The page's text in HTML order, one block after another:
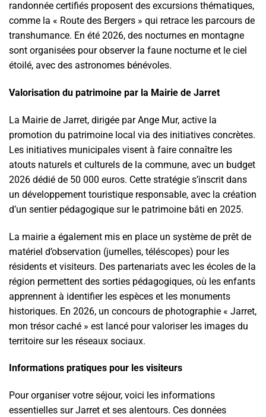
randonnée certifiés proposent des excursions thématiques,
comme la « Route des Bergers » qui retrace les parcours de
transhumance. En été 2026, des nocturnes en montagne
sont organisées pour observer la faune nocturne et le ciel
étoilé, avec des astronomes bénévoles.
Valorisation du patrimoine par la Mairie de Jarret
La Mairie de Jarret, dirigée par Ange Mur, active la
promotion du patrimoine local via des initiatives concrètes.
Les initiatives municipales visent à faire connaître les
atouts naturels et culturels de la commune, avec un budget
2026 dédié de 50 000 euros. Cette stratégie s’inscrit dans
un développement touristique responsable, avec la création
d’un sentier pédagogique sur le patrimoine bâti en 2025.
La mairie a également mis en place un système de prêt de
matériel d’observation (jumelles, téléscopes) pour les
résidents et visiteurs. Des partenariats avec les écoles de la
région permettent des sorties pédagogiques, où les enfants
apprennent à identifier les espèces et les monuments
historiques. En 2026, un concours de photographie « Jarret,
mon trésor caché » est lancé pour valoriser les images du
territoire sur les réseaux sociaux.
Informations pratiques pour les visiteurs
Pour organiser votre séjour, voici les informations
essentielles sur Jarret et ses alentours. Ces données